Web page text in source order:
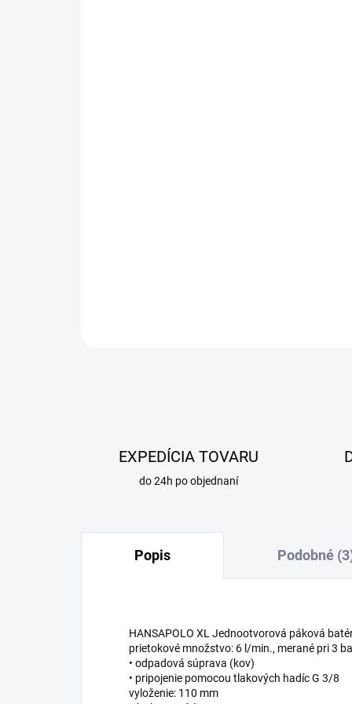
EXPEDÍCIA TOVARU
do 24h po objednaní
Popis Podobné
HANSAPOLO XL Jednootvorová páková
prietokové množstvo: 6 l/min., merané pri 3
• odpadová súprava (kov)
• pripojenie pomocou tlakových hadíc G 3/8
vyloženie: 110 mm